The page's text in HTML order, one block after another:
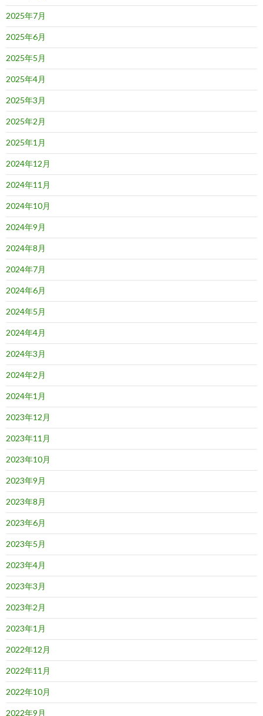
2025年7月
2025年6月
2025年5月
2025年4月
2025年3月
2025年2月
2025年1月
2024年12月
2024年11月
2024年10月
2024年9月
2024年8月
2024年7月
2024年6月
2024年5月
2024年4月
2024年3月
2024年2月
2024年1月
2023年12月
2023年11月
2023年10月
2023年9月
2023年8月
2023年6月
2023年5月
2023年4月
2023年3月
2023年2月
2023年1月
2022年12月
2022年11月
2022年10月
2022年9月